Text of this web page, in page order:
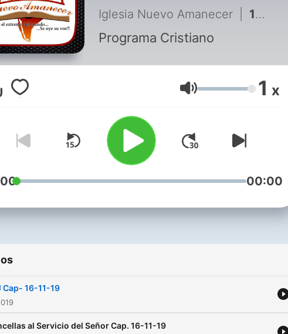
Iglesia Nuevo Amanecer 16 - APJ Cap- 16-11-19
Programa Cristiano
Volumen 1 x
00:00
Cap- 16-11-19
al Servicio del Señor Cap. 16-11-19